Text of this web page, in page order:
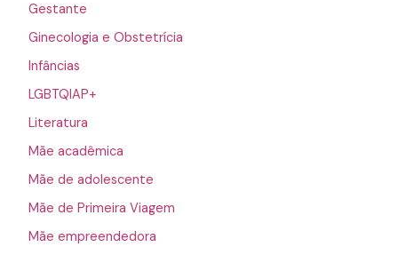
Gestante
Ginecologia e Obstetrícia
Infâncias
LGBTQIAP+
Literatura
Mãe acadêmica
Mãe de adolescente
Mãe de Primeira Viagem
Mãe empreendedora